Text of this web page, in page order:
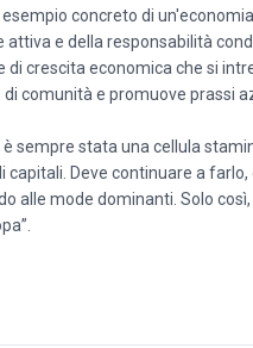
concreto di
e della responsabilità
crescita economica che si
comunità e promuove prassi
sempre stata una cellula
Deve continuare a
alle mode dominanti. Solo